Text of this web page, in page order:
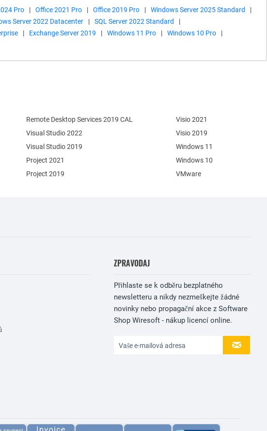
Pro | Office 2021 Pro | Office 2019 Pro | Windows Server 2025 Standard
|
Server 2022 Datacenter | SQL Server 2022 Standard
|
| Exchange Server 2019 | Windows 11 Pro | Windows 10 Pro
|
Remote Desktop Services 2019 CAL
Visual Studio 2022
Visual Studio 2019
Project 2021
Project 2019
Visio 2021
Visio 2019
Windows 11
Windows 10
VMware
ZPRAVODAJ
Přihlaste se k odběru bezplatného
newsletteru a nikdy nezmeškejte žádné
novinky nebo propagační akce z Software
Shop Wiresoft - nákup licencí online.